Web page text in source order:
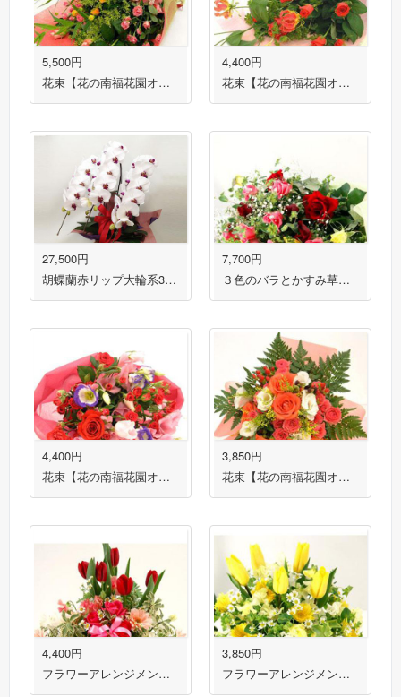
5,500円
花束【花の南福花園オリジナル】
4,400円
花束【花の南福花園オリジナル】
27,500円
胡蝶蘭赤リップ大輪系3本立ち 送料無料！
7,700円
３色のバラとかすみ草でとっても華やか花束 送料無料！
4,400円
花束【花の南福花園オリジナル】
3,850円
花束【花の南福花園オリジナル】
4,400円
フラワーアレンジメント【花の南福花園オリジナル】
3,850円
フラワーアレンジメント【花の南福花園オリジナル】